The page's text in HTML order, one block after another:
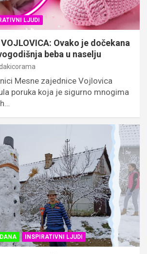
LJUDI
VOJLOVICA: Ovako je dočekana
beba u naselju
dakicorama
Mesne zajednice Vojlovica
poruka koja je sigurno mnogima
INSPIRATIVNI LJUDI